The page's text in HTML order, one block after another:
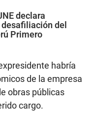
declara
del
Primero
habría
de la empresa
obras públicas
cargo.